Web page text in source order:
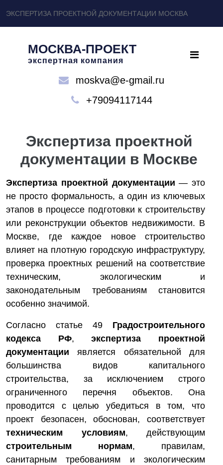
ЭКСПЕРТИЗА ПРОЕКТНОЙ ДОКУМЕНТАЦИИ МОСКВА
МОСКВА-ПРОЕКТ
экспертная компания
moskva@e-gmail.ru
+79094117144
Экспертиза проектной
документации в Москве
Экспертиза проектной документации — это
не просто формальность, а один из ключевых
этапов в процессе подготовки к строительству
или реконструкции объектов недвижимости. В
Москве, где каждое новое строительство
влияет на плотную городскую инфраструктуру,
проверка проектных решений на соответствие
техническим, экологическим и
законодательным требованиям становится
особенно значимой.
Согласно статье 49 Градостроительного
кодекса РФ,экспертиза проектной
документации является обязательной для
большинства видов капитального
строительства, за исключением строго
ограниченного перечня объектов. Она
проводится с целью убедиться в том, что
проект безопасен, обоснован, соответствует
техническим условиям, действующим
строительным нормам, правилам,
санитарным требованиям и экологическим